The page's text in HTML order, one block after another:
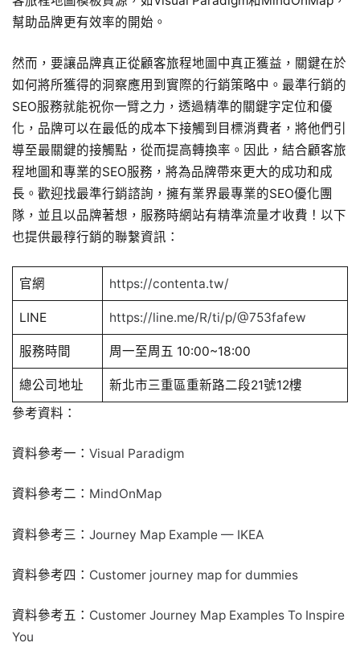
幫助品牌更有效率的開始。
然而，要讓品牌真正從顧客旅程地圖中真正獲益，關鍵在於
如何將所獲得的洞察應用到實際的行銷策略中。最準行銷的
SEO服務就能祝你一臂之力，透過精準的關鍵字定位和優
化，品牌可以在最低的成本下接觸到目標消費者，將他們引
導至最關鍵的接觸點，從而提高轉換率。因此，結合顧客旅
程地圖和專業的SEO服務，將為品牌帶來更大的成功和成
長。歡迎找最準行銷諮詢，擁有業界最專業的SEO優化團
隊，並且以品牌著想，服務時網站有精準流量才收費！以下
也提供最稕行銷的聯繫資訊：
官網 https://contenta.tw/
LINE https://line.me/R/ti/p/@753fafew
服務時間 周一至周五 10:00~18:00
總公司地址
新北市三重區重新路二段21號12樓
參考資料：
資料參考一： Visual Paradigm
資料參考二： MindOnMap
資料參考三： Journey Map Example — IKEA
資料參考四： Customer journey map for dummies
資料參考五： Customer Journey Map Examples To Inspire
You